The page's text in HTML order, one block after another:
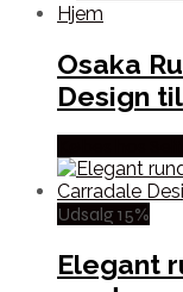
Osaka
Design
Udsalg 15%
Elegant